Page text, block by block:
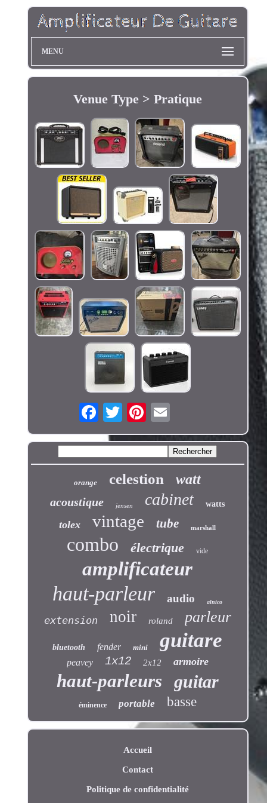
MENU
Venue Type > Pratique
orange celestion watt
acoustique jensen cabinet watts
tolex vintage tube marshall
combo électrique vide
amplificateur
haut-parleur audio alnico
extension noir roland parleur
bluetooth fender mini guitare
peavey 1x12 2x12 armoire
haut-parleurs guitar
éminence portable basse
Accueil
Contact
Politique de confidentialité